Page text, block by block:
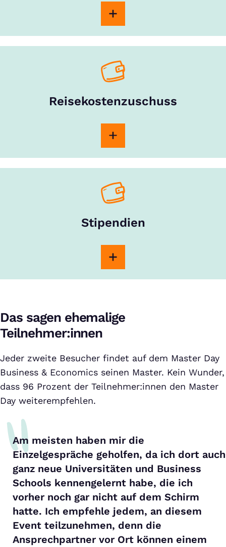
Reisekostenzuschuss
Stipendien
Das sagen ehemalige
Teilnehmer:innen
Jeder zweite Besucher findet auf dem Master Day
Business & Economics seinen Master. Kein Wunder,
dass 96 Prozent der Teilnehmer:innen den Master
Day weiterempfehlen.
Am meisten haben mir die
Einzelgespräche geholfen, da ich dort auch
ganz neue Universitäten und Business
Schools kennengelernt habe, die ich
vorher noch gar nicht auf dem Schirm
hatte. Ich empfehle jedem, an diesem
Event teilzunehmen, denn die
Ansprechpartner vor Ort können einem